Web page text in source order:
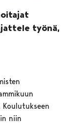
työnä,
niin